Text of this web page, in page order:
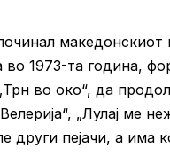
во 1973-та година,
во око“, да
„Лулај ме
други пејачи, а